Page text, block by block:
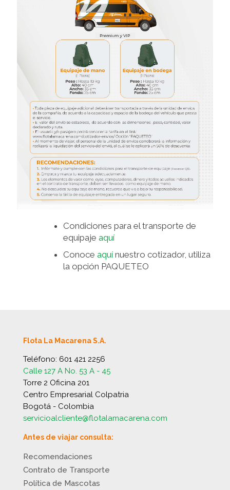
Condiciones para el transporte de
equipaje aquí
Conoce aquí nuestro cotizador, utiliza
la opción PAQUETEO
Flota La Macarena S.A.
Teléfono: 601 421 2256
Calle 127 A No. 53 A - 45
Torre 2 Oficina 201
Centro Empresarial Colpatria
Bogotá - Colombia
servicioalcliente@flotalamacarena.com
Antes de viajar consulta:
Recomendaciones
Contrato de Transporte
Política de Mascotas